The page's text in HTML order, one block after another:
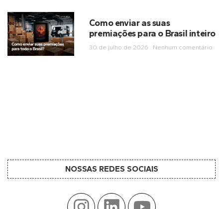
Como enviar as suas
premiações para o Brasil inteiro
30 de julho de 2026 Nenhum comentário
NOSSAS REDES SOCIAIS